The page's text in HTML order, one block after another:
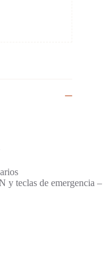
y teclas de emergencia –